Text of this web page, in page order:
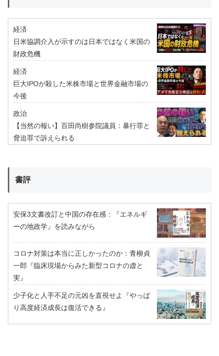
経済
日米協調介入が示すのは日本ではなく米国の
財政危機
経済
巨大IPOが殺した米株市場と世界金融市場の
今後
政治
【当然の報い】百田尚樹参院議員：暴行罪と
脅迫罪で訴えられる
書評
安保3文書改訂と中国の存在感：『エネルギ
ーの地政学』を読みながら
コロナ対策は本当に正しかったのか：青柳貞
一郎『臨床現場からみた新型コロナの虚と
実』
少子化と人手不足の元凶を直視せよ『やっぱ
り高度経済成長は復活できる』